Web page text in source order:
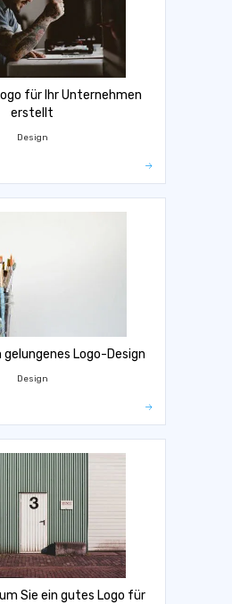
für Ihr Unternehmen
erstellt
Design
Logo-Design
Design
Sie ein gutes Logo für